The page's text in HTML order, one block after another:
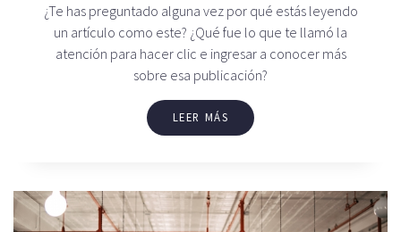
¿Te has preguntado alguna vez por qué estás leyendo
un artículo como este? ¿Qué fue lo que te llamó la
atención para hacer clic e ingresar a conocer más
sobre esa publicación?
LEER MÁS